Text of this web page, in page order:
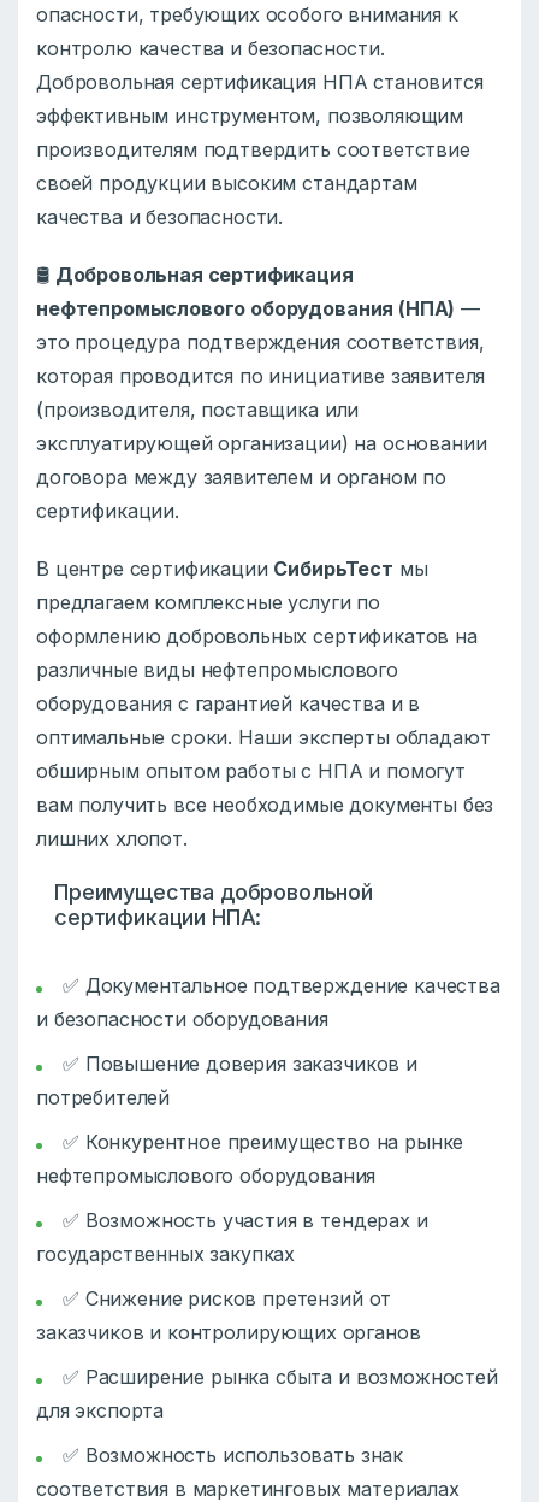
опасности, требующих особого внимания к
контролю качества и безопасности.
Добровольная сертификация НПА становится
эффективным инструментом, позволяющим
производителям подтвердить соответствие
своей продукции высоким стандартам
качества и безопасности.
🛢️ Добровольная сертификация
нефтепромыслового оборудования (НПА) —
это процедура подтверждения соответствия,
которая проводится по инициативе заявителя
(производителя, поставщика или
эксплуатирующей организации) на основании
договора между заявителем и органом по
сертификации.
В центре сертификации СибирьТест мы
предлагаем комплексные услуги по
оформлению добровольных сертификатов на
различные виды нефтепромыслового
оборудования с гарантией качества и в
оптимальные сроки. Наши эксперты обладают
обширным опытом работы с НПА и помогут
вам получить все необходимые документы без
лишних хлопот.
Преимущества добровольной
сертификации НПА:
✅ Документальное подтверждение качества
и безопасности оборудования
✅ Повышение доверия заказчиков и
потребителей
✅ Конкурентное преимущество на рынке
нефтепромыслового оборудования
✅ Возможность участия в тендерах и
государственных закупках
✅ Снижение рисков претензий от
заказчиков и контролирующих органов
✅ Расширение рынка сбыта и возможностей
для экспорта
✅ Возможность использовать знак
соответствия в маркетинговых материалах